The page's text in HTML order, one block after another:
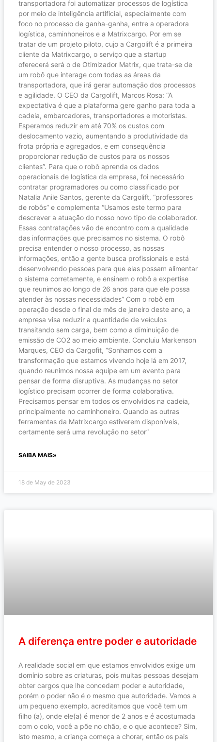
transportadora foi automatizar processos de logística
por meio de inteligência artificial, especialmente com
foco no processo de ganha-ganha, entre a operadora
logística, caminhoneiros e a Matrixcargo. Por em se
tratar de um projeto piloto, cujo a Cargolift é a primeira
cliente da Matrixcargo, o serviço que a startup
oferecerá será o de Otimizador Matrix, que trata-se de
um robô que interage com todas as áreas da
transportadora, que irá gerar automação dos processos
e agilidade. O CEO da Cargolift, Marcos Rosa: “A
expectativa é que a plataforma gere ganho para toda a
cadeia, embarcadores, transportadores e motoristas.
Esperamos reduzir em até 70% os custos com
deslocamento vazio, aumentando a produtividade da
frota própria e agregados, e em consequência
proporcionar redução de custos para os nossos
clientes”. Para que o robô aprenda os dados
operacionais de logística da empresa, foi necessário
contratar programadores ou como classificado por
Natalia Anile Santos, gerente da Cargolift, “professores
de robôs” e complementa “Usamos este termo para
descrever a atuação do nosso novo tipo de colaborador.
Essas contratações vão de encontro com a qualidade
das informações que precisamos no sistema. O robô
precisa entender o nosso processo, as nossas
informações, então a gente busca profissionais e está
desenvolvendo pessoas para que elas possam alimentar
o sistema corretamente, e ensinem o robô a expertise
que reunimos ao longo de 26 anos para que ele possa
atender às nossas necessidades” Com o robô em
operação desde o final de mês de janeiro deste ano, a
empresa visa reduzir a quantidade de veículos
transitando sem carga, bem como a diminuição de
emissão de CO2 ao meio ambiente. Concluiu Markenson
Marques, CEO da Cargofit, “Sonhamos com a
transformação que estamos vivendo hoje lá em 2017,
quando reunimos nossa equipe em um evento para
pensar de forma disruptiva. As mudanças no setor
logístico precisam ocorrer de forma colaborativa.
Precisamos pensar em todos os envolvidos na cadeia,
principalmente no caminhoneiro. Quando as outras
ferramentas da Matrixcargo estiverem disponíveis,
certamente será uma revolução no setor”
SAIBA MAIS»
18 de May de 2023
A diferença entre poder e autoridade
A realidade social em que estamos envolvidos exige um
domínio sobre as criaturas, pois muitas pessoas desejam
obter cargos que lhe concedam poder e autoridade,
porém o poder não é o mesmo que autoridade. Vamos a
um pequeno exemplo, acreditamos que você tem um
filho (a), onde ele(a) é menor de 2 anos e é acostumada
com o colo, você a põe no chão, e o que acontece? Sim,
isto mesmo, a criança começa a chorar, então os pais